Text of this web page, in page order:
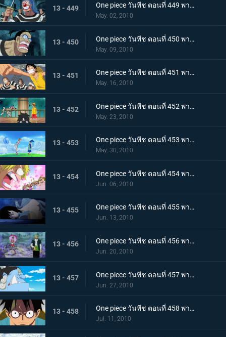
13 - 449 One piece วันพีช ตอนที่ 449 พากย์ไทย อุบายของมาเจลแลน! แผนป้องกันการแหกคุก!
May. 02, 2010
13 - 450 One piece วันพีช ตอนที่ 450 พากย์ไทย ทีมแหกคุกจนมุม! การขัดขวางของปีศาจพิษร้าย!
May. 09, 2010
13 - 451 One piece วันพีช ตอนที่ 451 พากย์ไทย ปาฏิหาริย์ครั้งสุดท้าย! บุกทะลวงประตูแห่งความยุติธรรม!
May. 16, 2010
13 - 452 One piece วันพีช ตอนที่ 452 พากย์ไทย เป้าหมายคือศูนย์ใหญ่กองทัพเรือ! เตรียมออกเรือไปช่วยเอส!
May. 23, 2010
13 - 453 One piece วันพีช ตอนที่ 453 พากย์ไทย พรรคพวกอยู่ไหนกันบ้าง รายงานจากเกาะเวเธอเรียและสัตว์ไซบอร์ก
May. 30, 2010
13 - 454 One piece วันพีช ตอนที่ 454 พากย์ไทย พรรคพวกอยู่ไหนกันบ้าง นกน้อยของแม่นกยักษ์และการประจันหน้าสีชมพู!
Jun. 06, 2010
13 - 455 One piece วันพีช ตอนที่ 455 พากย์ไทย พรรคพวกอยู่ไหนกันบ้าง กองทัพปฏิวัติและกับดักในป่าชูชก!
Jun. 13, 2010
13 - 456 One piece วันพีช ตอนที่ 456 พากย์ไทย พรรคพวกอยู่ไหนกันบ้าง ป้ายหลุมศพยักษ์และหนี้บุญคุณกางเกงใน
Jun. 20, 2010
13 - 457 One piece วันพีช ตอนที่ 457 พากย์ไทย ตอนพิเศษรำลึกความหลังก่อนถึงศูนย์ใหญ่ - คำสาบานของพี่น้อง!
Jun. 27, 2010
13 - 458 One piece วันพีช ตอนที่ 458 พากย์ไทย ตอนพิเศษรำลึกความหลังก่อนถึงศูนย์ใหญ่ - การรวมตัวของสามพลเรือเอก
Jul. 11, 2010